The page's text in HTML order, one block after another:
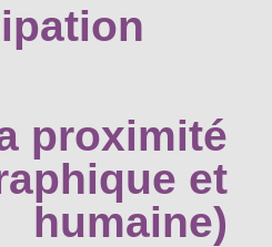
proximité
et
humaine)